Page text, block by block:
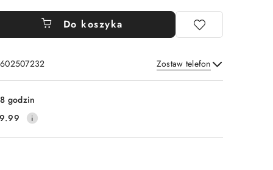
Do koszyka
Zostaw telefon
Wyślij
godzin